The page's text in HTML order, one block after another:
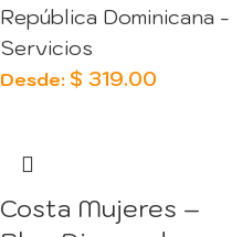
República Dominicana -
Servicios
Desde: $ 319.00
Costa Mujeres –